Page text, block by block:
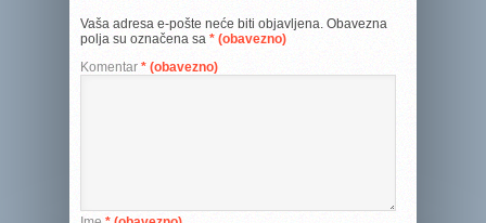
Vaša adresa e-pošte neće biti objavljena. Obavezna
polja su označena sa * (obavezno)
Komentar * (obavezno)